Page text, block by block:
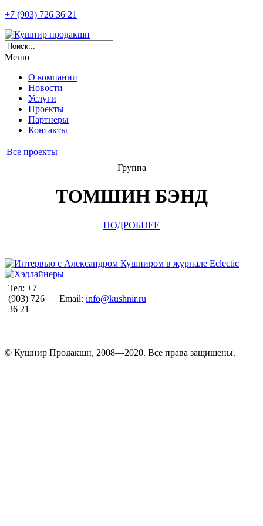
+7 (903) 726 36 21
Меню
О компании
Новости
Услуги
Проекты
Партнеры
Контакты
Все проекты
Группа
ТОМШИН БЭНД
ПОДРОБНЕЕ
Тел: +7
(903) 726
36 21
Email: info@kushnir.ru
© Кушнир Продакшн, 2008—2020. Все права защищены.